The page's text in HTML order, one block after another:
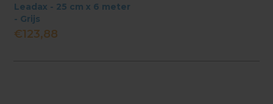
Leadax - 25 cm x 6 meter
- Grijs
€123,88